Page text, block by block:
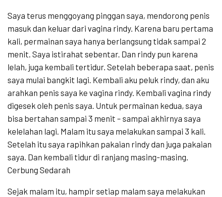
Saya terus menggoyang pinggan saya, mendorong penis
masuk dan keluar dari vagina rindy. Karena baru pertama
kali, permainan saya hanya berlangsung tidak sampai 2
menit. Saya istirahat sebentar. Dan rindy pun karena
lelah, juga kembali tertidur. Setelah beberapa saat, penis
saya mulai bangkit lagi. Kembali aku peluk rindy, dan aku
arahkan penis saya ke vagina rindy. Kembali vagina rindy
digesek oleh penis saya. Untuk permainan kedua, saya
bisa bertahan sampai 3 menit – sampai akhirnya saya
kelelahan lagi. Malam itu saya melakukan sampai 3 kali.
Setelah itu saya rapihkan pakaian rindy dan juga pakaian
saya. Dan kembali tidur di ranjang masing-masing.
Cerbung Sedarah
Sejak malam itu, hampir setiap malam saya melakukan